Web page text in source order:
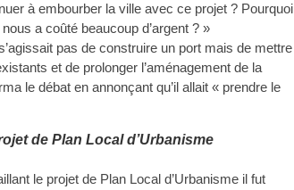
à embourber la ville avec ce projet ? Pourquoi
a coûté beaucoup d’argent ? »
pas de construire un port mais de mettre
et de prolonger l’aménagement de la
le débat en annonçant qu’il allait « prendre le
de Plan Local d’Urbanisme
le projet de Plan Local d’Urbanisme il fut